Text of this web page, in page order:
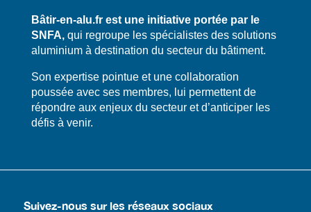
Bâtir-en-alu.fr est une initiative portée par le
SNFA,qui regroupe les spécialistes des solutions
aluminium à destination du secteur du bâtiment.
​​Son expertise pointue et une collaboration
poussée avec ses membres, lui permettent de
répondre aux enjeux du secteur et d’anticiper les
défis à venir.
Suivez-nous sur les réseaux sociaux